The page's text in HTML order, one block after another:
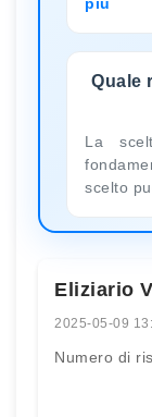
Quale
La
scelto
Eliziario
2025-05-09
Numero di